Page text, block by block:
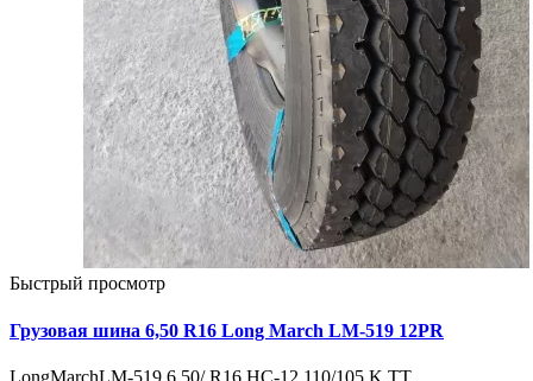
Быстрый просмотр
Грузовая шина 6,50 R16 Long March LM-519 12PR
LongMarchLM-519 6,50/ R16 HC-12 110/105 K TT